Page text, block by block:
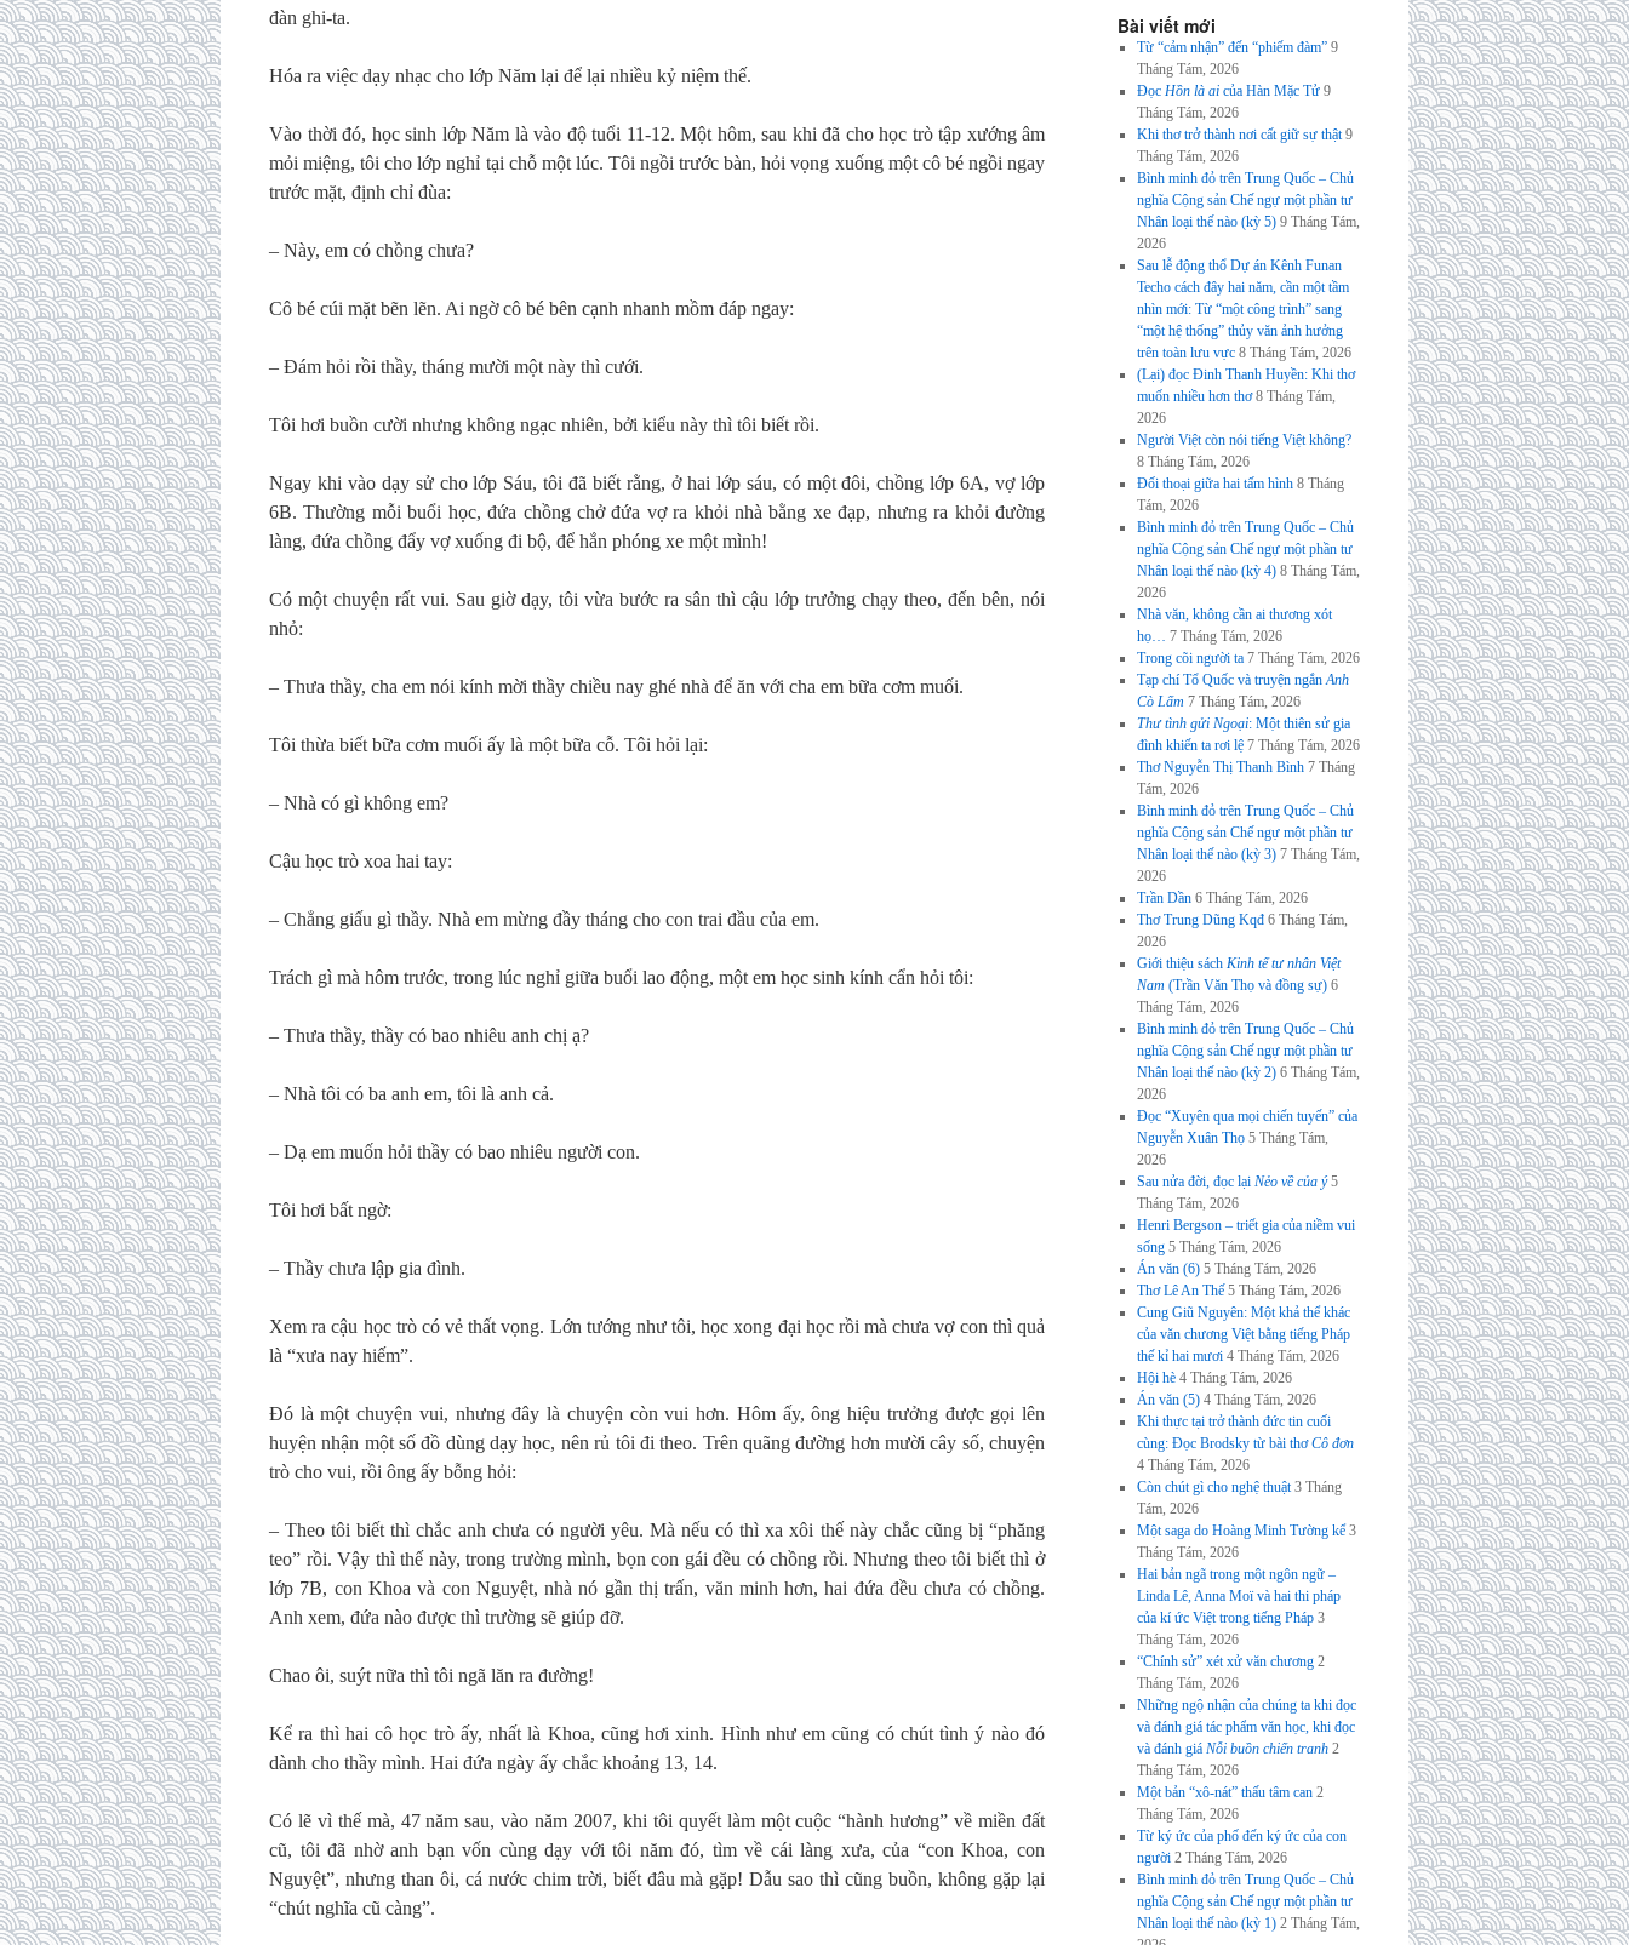
đàn ghi-ta.
Hóa ra việc dạy nhạc cho lớp Năm lại để lại nhiều kỷ niệm thế.
Vào thời đó, học sinh lớp Năm là vào độ tuổi 11-12. Một hôm, sau khi đã cho học trò tập xướng âm
mỏi miệng, tôi cho lớp nghỉ tại chỗ một lúc. Tôi ngồi trước bàn, hỏi vọng xuống một cô bé ngồi ngay
trước mặt, định chỉ đùa:
– Này, em có chồng chưa?
Cô bé cúi mặt bẽn lẽn. Ai ngờ cô bé bên cạnh nhanh mồm đáp ngay:
– Đám hỏi rồi thầy, tháng mười một này thì cưới.
Tôi hơi buồn cười nhưng không ngạc nhiên, bởi kiểu này thì tôi biết rồi.
Ngay khi vào dạy sử cho lớp Sáu, tôi đã biết rằng, ở hai lớp sáu, có một đôi, chồng lớp 6A, vợ lớp
6B. Thường mỗi buổi học, đứa chồng chở đứa vợ ra khỏi nhà bằng xe đạp, nhưng ra khỏi đường
làng, đứa chồng đẩy vợ xuống đi bộ, để hắn phóng xe một mình!
Có một chuyện rất vui. Sau giờ dạy, tôi vừa bước ra sân thì cậu lớp trưởng chạy theo, đến bên, nói
nhỏ:
– Thưa thầy, cha em nói kính mời thầy chiều nay ghé nhà để ăn với cha em bữa cơm muối.
Tôi thừa biết bữa cơm muối ấy là một bữa cỗ. Tôi hỏi lại:
– Nhà có gì không em?
Cậu học trò xoa hai tay:
– Chẳng giấu gì thầy. Nhà em mừng đầy tháng cho con trai đầu của em.
Trách gì mà hôm trước, trong lúc nghỉ giữa buổi lao động, một em học sinh kính cẩn hỏi tôi:
– Thưa thầy, thầy có bao nhiêu anh chị ạ?
– Nhà tôi có ba anh em, tôi là anh cả.
– Dạ em muốn hỏi thầy có bao nhiêu người con.
Tôi hơi bất ngờ:
– Thầy chưa lập gia đình.
Xem ra cậu học trò có vẻ thất vọng. Lớn tướng như tôi, học xong đại học rồi mà chưa vợ con thì quả
là “xưa nay hiếm”.
Đó là một chuyện vui, nhưng đây là chuyện còn vui hơn. Hôm ấy, ông hiệu trưởng được gọi lên
huyện nhận một số đồ dùng dạy học, nên rủ tôi đi theo. Trên quãng đường hơn mười cây số, chuyện
trò cho vui, rồi ông ấy bỗng hỏi:
– Theo tôi biết thì chắc anh chưa có người yêu. Mà nếu có thì xa xôi thế này chắc cũng bị “phăng
teo” rồi. Vậy thì thế này, trong trường mình, bọn con gái đều có chồng rồi. Nhưng theo tôi biết thì ở
lớp 7B, con Khoa và con Nguyệt, nhà nó gần thị trấn, văn minh hơn, hai đứa đều chưa có chồng.
Anh xem, đứa nào được thì trường sẽ giúp đỡ.
Chao ôi, suýt nữa thì tôi ngã lăn ra đường!
Kể ra thì hai cô học trò ấy, nhất là Khoa, cũng hơi xinh. Hình như em cũng có chút tình ý nào đó
dành cho thầy mình. Hai đứa ngày ấy chắc khoảng 13, 14.
Có lẽ vì thế mà, 47 năm sau, vào năm 2007, khi tôi quyết làm một cuộc “hành hương” về miền đất
cũ, tôi đã nhờ anh bạn vốn cùng dạy với tôi năm đó, tìm về cái làng xưa, của “con Khoa, con
Nguyệt”, nhưng than ôi, cá nước chim trời, biết đâu mà gặp! Dẫu sao thì cũng buồn, không gặp lại
“chút nghĩa cũ càng”.
Bài viết mới
Từ “cảm nhận” đến “phiếm đàm” 9
Tháng Tám, 2026
Đọc Hồn là aicủa Hàn Mặc Tử 9
Tháng Tám, 2026
Khi thơ trở thành nơi cất giữ sự thật 9
Tháng Tám, 2026
Bình minh đỏ trên Trung Quốc – Chủ
nghĩa Cộng sản Chế ngự một phần tư
Nhân loại thế nào (kỳ 5) 9 Tháng Tám,
2026
Sau lễ động thổ Dự án Kênh Funan
Techo cách đây hai năm, cần một tầm
nhìn mới: Từ “một công trình” sang
“một hệ thống” thủy văn ảnh hưởng
trên toàn lưu vực 8 Tháng Tám, 2026
(Lại) đọc Đinh Thanh Huyền: Khi thơ
muốn nhiều hơn thơ 8 Tháng Tám,
2026
Người Việt còn nói tiếng Việt không?
8 Tháng Tám, 2026
Đối thoại giữa hai tấm hình 8 Tháng
Tám, 2026
Bình minh đỏ trên Trung Quốc – Chủ
nghĩa Cộng sản Chế ngự một phần tư
Nhân loại thế nào (kỳ 4) 8 Tháng Tám,
2026
Nhà văn, không cần ai thương xót
họ… 7 Tháng Tám, 2026
Trong cõi người ta 7 Tháng Tám, 2026
Tạp chí Tổ Quốc và truyện ngắnAnh
Cò Lấm 7 Tháng Tám, 2026
Thư tình gửi Ngoại: Một thiên sử gia
đình khiến ta rơi lệ 7 Tháng Tám, 2026
Thơ Nguyễn Thị Thanh Bình 7 Tháng
Tám, 2026
Bình minh đỏ trên Trung Quốc – Chủ
nghĩa Cộng sản Chế ngự một phần tư
Nhân loại thế nào (kỳ 3) 7 Tháng Tám,
2026
Trần Dần 6 Tháng Tám, 2026
Thơ Trung Dũng Kqđ 6 Tháng Tám,
2026
Giới thiệu sách Kinh tế tư nhân Việt
Nam (Trần Văn Thọ và đồng sự) 6
Tháng Tám, 2026
Bình minh đỏ trên Trung Quốc – Chủ
nghĩa Cộng sản Chế ngự một phần tư
Nhân loại thế nào (kỳ 2) 6 Tháng Tám,
2026
Đọc “Xuyên qua mọi chiến tuyến” của
Nguyễn Xuân Thọ 5 Tháng Tám,
2026
Sau nửa đời, đọc lại Nẻo về của ý 5
Tháng Tám, 2026
Henri Bergson – triết gia của niềm vui
sống 5 Tháng Tám, 2026
Án văn (6) 5 Tháng Tám, 2026
Thơ Lê An Thế 5 Tháng Tám, 2026
Cung Giũ Nguyên: Một khả thể khác
của văn chương Việt bằng tiếng Pháp
thế kỉ hai mươi 4 Tháng Tám, 2026
Hội hè 4 Tháng Tám, 2026
Án văn (5) 4 Tháng Tám, 2026
Khi thực tại trở thành đức tin cuối
cùng: Đọc Brodsky từ bài thơCô đơn
4 Tháng Tám, 2026
Còn chút gì cho nghệ thuật 3 Tháng
Tám, 2026
Một saga do Hoàng Minh Tường kể 3
Tháng Tám, 2026
Hai bản ngã trong một ngôn ngữ –
Linda Lê, Anna Moï và hai thi pháp
của kí ức Việt trong tiếng Pháp 3
Tháng Tám, 2026
“Chính sử” xét xử văn chương 2
Tháng Tám, 2026
Những ngộ nhận của chúng ta khi đọc
và đánh giá tác phẩm văn học, khi đọc
và đánh giá Nỗi buồn chiến tranh 2
Tháng Tám, 2026
Một bản “xô-nát” thấu tâm can 2
Tháng Tám, 2026
Từ ký ức của phố đến ký ức của con
người 2 Tháng Tám, 2026
Bình minh đỏ trên Trung Quốc – Chủ
nghĩa Cộng sản Chế ngự một phần tư
Nhân loại thế nào (kỳ 1) 2 Tháng Tám,